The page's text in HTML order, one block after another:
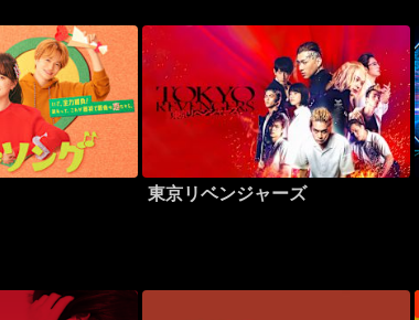
東京リベンジャーズ